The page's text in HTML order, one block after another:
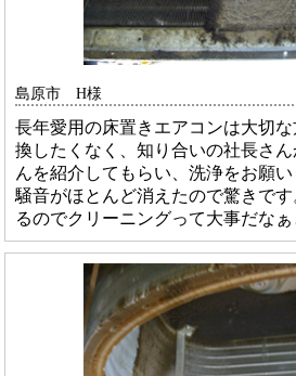
島原市 H様
長年愛用の床置きエアコンは大切
換したくなく、知り合いの社長さ
んを紹介してもらい、洗浄をお願い
騒音がほとんど消えたので驚きで
るのでクリーニングって大事だなぁ